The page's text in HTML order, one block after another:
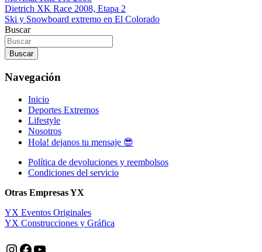
Navegación
de
entradas
Dietrich XK Race 2008, Etapa 2
Ski y Snowboard extremo en El Colorado
Buscar
Buscar
Navegación
Inicio
Deportes Extremos
Lifestyle
Nosotros
Hola! dejanos tu mensaje 😎
Política de devoluciones y reembolsos
Condiciones del servicio
Otras Empresas YX
YX Eventos Originales
YX Construcciones y Gráfica